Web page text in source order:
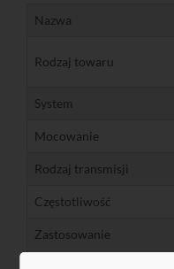
Nazwa
Rodzaj towaru
System
Mocowanie
Rodzaj transmisji
Częstotliwość
Zastosowanie